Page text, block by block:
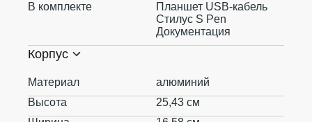
В комплекте
Планшет USB-кабель
Стилус S Pen
Документация
Корпус
Материал
алюминий
Высота
25,43 см